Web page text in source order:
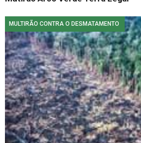
MULTIRÃO CONTRA O DESMATAMENTO